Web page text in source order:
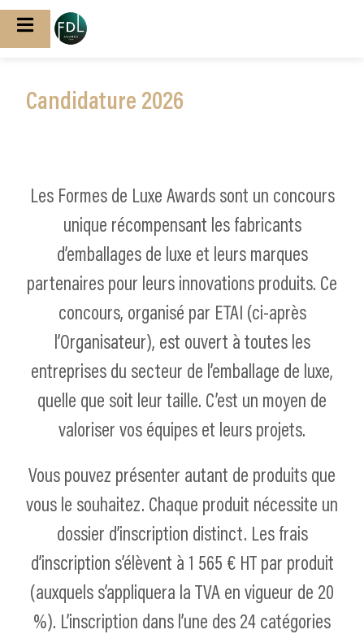
Candidature 2026
Les Formes de Luxe Awards sont un concours
unique récompensant les fabricants
d’emballages de luxe et leurs marques
partenaires pour leurs innovations produits. Ce
concours, organisé par ETAI (ci-après
l’Organisateur), est ouvert à toutes les
entreprises du secteur de l’emballage de luxe,
quelle que soit leur taille. C’est un moyen de
valoriser vos équipes et leurs projets.
Vous pouvez présenter autant de produits que
vous le souhaitez. Chaque produit nécessite un
dossier d’inscription distinct. Les frais
d’inscription s’élèvent à 1 565 € HT par produit
(auxquels s’appliquera la TVA en vigueur de 20
%). L’inscription dans l’une des 24 catégories